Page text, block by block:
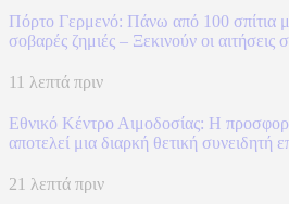
Πόρτο Γερμενό: Πάνω από 100 σπίτια
σοβαρές ζημιές – Ξεκινούν οι αιτήσεις
11 λεπτά πριν
Εθνικό Κέντρο Αιμοδοσίας: H
αποτελεί μια διαρκή θετική συνειδητή
21 λεπτά πριν